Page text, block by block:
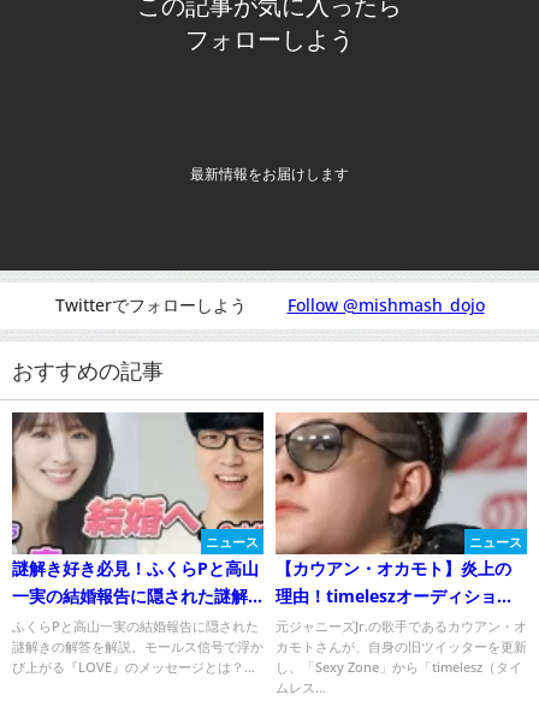
フォローしよう
最新情報をお届けします
Twitterでフォローしよう Follow @mishmash_dojo
おすすめの記事
ニュース
謎解き好き必見！ふくらPと高山
一実の結婚報告に隠された謎解
きの答えは？
ふくらPと高山一実の結婚報告に隠された
謎解きの解答を解説。モールス信号で浮か
び上がる『LOVE』のメッセージとは？...
ニュース
【カウアン・オカモト】炎上の
理由！timeleszオーディション
応募に批判殺到！
元ジャニーズJr.の歌手であるカウアン・オ
カモトさんが、自身の旧ツイッターを更新
し、「Sexy Zone」から「timelesz（タイ
ムレス...